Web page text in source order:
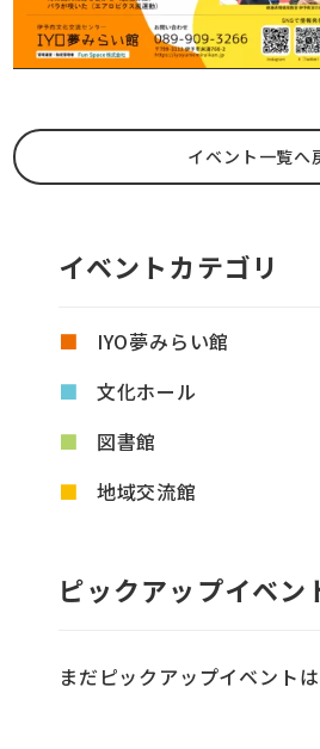
イベント一覧へ
イベントカテゴリ
IYO夢みらい館
文化ホール
図書館
地域交流館
ピックアップイベン
まだピックアップイベントは